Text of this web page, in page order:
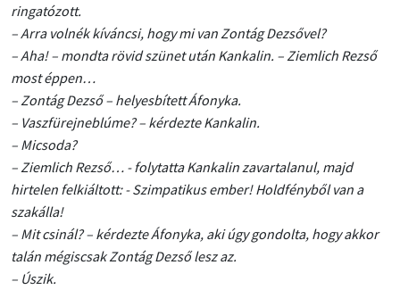
ringatózott.
– Arra volnék kíváncsi, hogy mi van Zontág Dezsővel?
– Aha! – mondta rövid szünet után Kankalin. – Ziemlich Rezső
most éppen…
– Zontág Dezső – helyesbített Áfonyka.
– Vaszfürejneblúme? – kérdezte Kankalin.
– Micsoda?
– Ziemlich Rezső… - folytatta Kankalin zavartalanul, majd
hirtelen felkiáltott: - Szimpatikus ember! Holdfényből van a
szakálla!
– Mit csinál? – kérdezte Áfonyka, aki úgy gondolta, hogy akkor
talán mégiscsak Zontág Dezső lesz az.
– Úszik.